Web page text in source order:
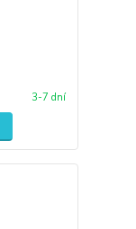
3-7 dní